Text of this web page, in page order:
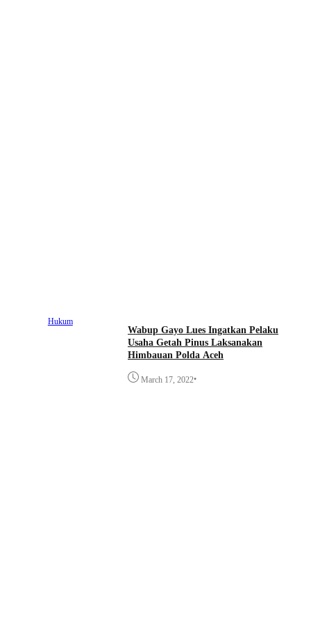
Hukum
Wabup Gayo Lues Ingatkan Pelaku
Usaha Getah Pinus Laksanakan
Himbauan Polda Aceh
March 17, 2022•